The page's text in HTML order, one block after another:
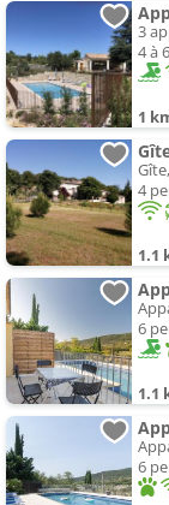
3
4 à
1
4
1.1
6
1.1
6